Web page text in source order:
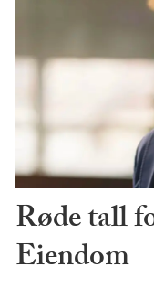
Røde tall
Eiendom